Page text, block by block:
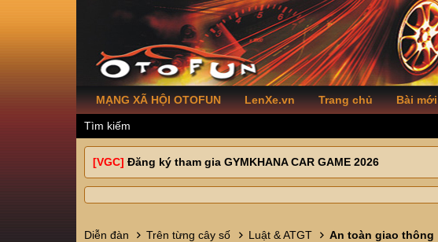
MẠNG XÃ HỘI OTOFUN LenXe.vn Trang chủ Bài mới
Tìm kiếm
[VGC] Đăng ký tham gia GYMKHANA CAR GAME 2026
Diễn đàn Trên từng cây số Luật & ATGT An toàn giao thông